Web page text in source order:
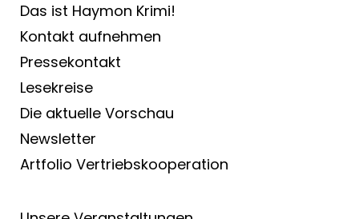
Das ist Haymon Krimi!
Kontakt aufnehmen
Pressekontakt
Lesekreise
Die aktuelle Vorschau
Newsletter
Artfolio Vertriebs­kooperation